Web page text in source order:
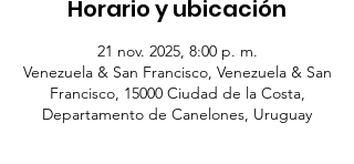
Horario y ubicación
21 nov. 2025, 8:00 p. m.
Venezuela & San Francisco, Venezuela & San
Francisco, 15000 Ciudad de la Costa,
Departamento de Canelones, Uruguay